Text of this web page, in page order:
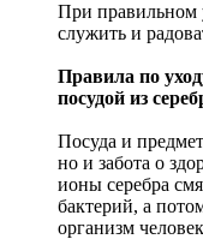
При правильном
служить и
Правила по
посудой из
Посуда и
но и забота о
ионы серебра
бактерий, а
организм